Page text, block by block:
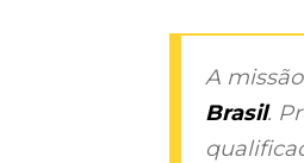
A
Brasil.